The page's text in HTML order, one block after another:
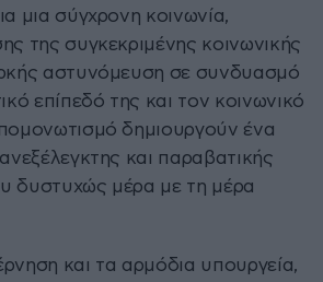
μια σύγχρονη κοινωνία,
της συγκεκριμένης κοινωνικής
αστυνόμευση σε συνδυασμό
επίπεδό της και τον κοινωνικό
δημιουργούν ένα
και παραβατικής
δυστυχώς μέρα με τη μέρα
και τα αρμόδια υπουργεία,